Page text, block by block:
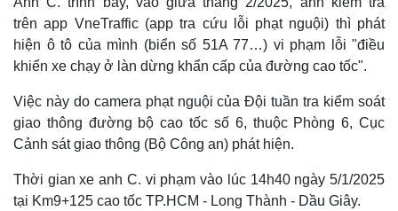
trên app VneTraffic (app tra cứu lỗi phạt nguội) thì phát
hiện ô tô của mình (biển số 51A 77…) vi phạm lỗi "điều
khiển xe chạy ở làn dừng khẩn cấp của đường cao tốc".
Việc này do camera phạt nguội của Đội tuần tra kiểm soát
giao thông đường bộ cao tốc số 6, thuộc Phòng 6, Cục
Cảnh sát giao thông (Bộ Công an) phát hiện.
Thời gian xe anh C. vi phạm vào lúc 14h40 ngày 5/1/2025
tại Km9+125 cao tốc TP.HCM - Long Thành - Dầu Giây.